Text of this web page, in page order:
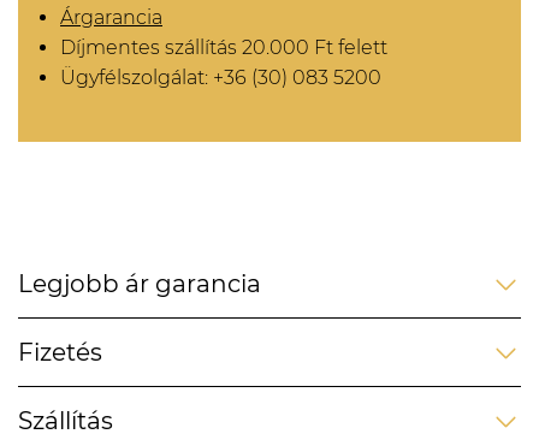
Árgarancia
Díjmentes szállítás 20.000 Ft felett
Ügyfélszolgálat: +36 (30) 083 5200
Legjobb ár garancia
Fizetés
Szállítás